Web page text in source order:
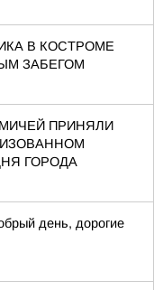
В КОСТРОМЕ
ЗАБЕГОМ
ПРИНЯЛИ
ГОРОДА
день, дорогие